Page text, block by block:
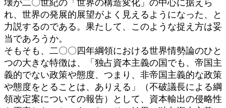
壊が二〇世紀の「世界の構造変化」の中心に据えら
れ、世界の発展的展望がよく見えるようになった、と
力説するのである。果たして、このような捉え方は妥
当であろうか。
そもそも、二〇〇四年綱領における世界情勢論のひと
つの大きな特徴は、「独占資本主義の国でも、帝国主
義的でない政策や態度、つまり、非帝国主義的な政策
や態度をとることは、ありえる」（不破議長による綱
領改定案についての報告）として、資本輸出の侵略性